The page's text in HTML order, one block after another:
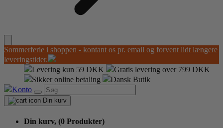
Sommerferie i shoppen - kontant os pr. email og forvent lidt længere
leveringstider.
Levering kun 59 DKK
Gratis levering over 799 DKK
Sikker online betaling
Dansk Butik
Konto
Din kurv
Din kurv, (0 Produkter)